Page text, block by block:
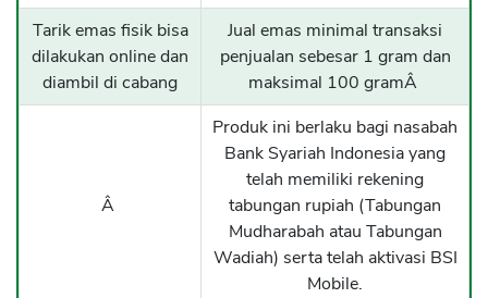
Tarik emas fisik bisa
dilakukan online dan
diambil di cabang
Jual emas minimal transaksi
penjualan sebesar 1 gram dan
maksimal 100 gramÂ
Â
Produk ini berlaku bagi nasabah
Bank Syariah Indonesia yang
telah memiliki rekening
tabungan rupiah (Tabungan
Mudharabah atau Tabungan
Wadiah) serta telah aktivasi BSI
Mobile.